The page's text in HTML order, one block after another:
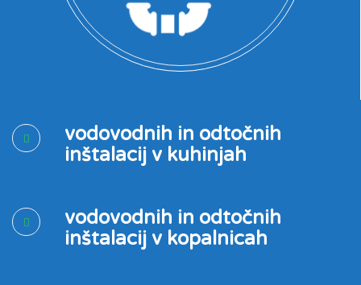
vodovodnih in odtočnih
inštalacij v kuhinjah
vodovodnih in odtočnih
inštalacij v kopalnicah